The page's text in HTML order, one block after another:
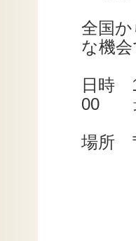
全国
な機
日時
00 最
場所